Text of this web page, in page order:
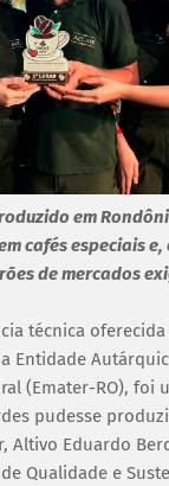
em
cafés especiais
de mercados
técnica
Entidade
(Emater-RO), foi
pudesse
Altivo Eduardo
Qualidade e